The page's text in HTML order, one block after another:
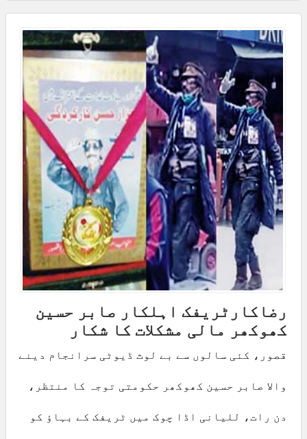
رضاکارٹریفک اہلکار صابر حسین
کھوکھر مالی مشکلات کا شکار
قصور، کئی سالوں سے بے لوث ڈیوٹی سرانجام دینے
والا صابر حسین کھوکھر حکومتی توجہ کا منتظر،
دن رات، للیانی اڈا چوک میں ٹریفک کے بہاؤ کو